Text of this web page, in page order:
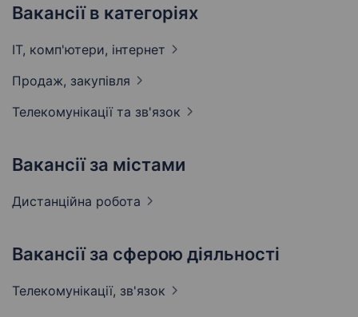
Вакансії в категоріях
IT, комп'ютери, інтернет
Продаж, закупівля
Телекомунікації та зв'язок
Вакансії за містами
Дистанційна робота
Вакансії за сферою діяльності
Телекомунікації, зв'язок